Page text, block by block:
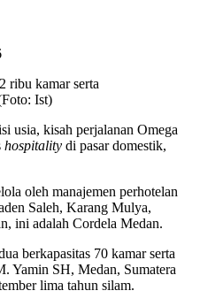
usia, kisah perjalanan Omega
hospitality di pasar domestik,
oleh manajemen perhotelan
Saleh, Karang Mulya,
ini adalah Cordela Medan.
berkapasitas 70 kamar serta
Yamin SH, Medan, Sumatera
lima tahun silam.